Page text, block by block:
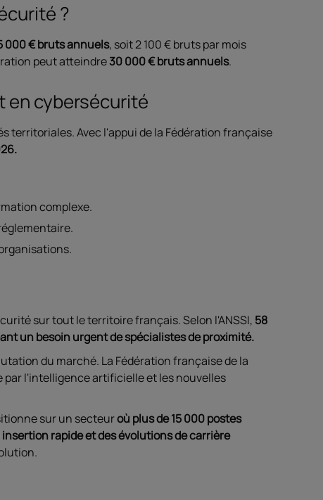
?
000 € bruts annuels, soit 2 100 € bruts par mois
peut atteindre30 000 € bruts annuels.
en cybersécurité
territoriales. Avec l'appui de la Fédération française
complexe.
sur tout le territoire français. Selon l'ANSSI, 58
un besoin urgent de spécialistes de proximité.
du marché. La Fédération française de la
l'intelligence artificielle et les nouvelles
sur un secteuroù plus de 15 000 postes
insertion rapide et des évolutions de carrière